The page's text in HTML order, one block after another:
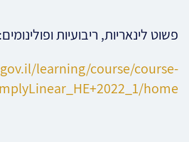
פשוט לינאריות, ריבועיות ופולינומים:
learning/course/course-
home